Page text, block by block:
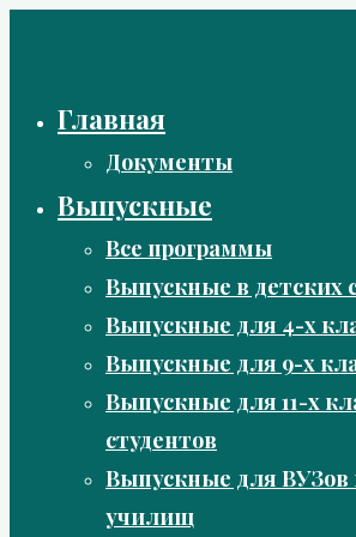
Главная
Документы
Выпускные
Все программы
Выпускные в детских
Выпускные для 4-х
Выпускные для 9-х
Выпускные для 11-х
студентов
Выпускные для ВУЗов
училищ